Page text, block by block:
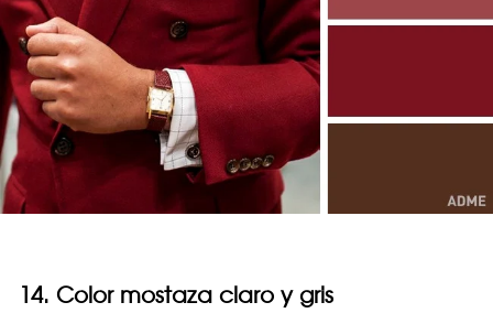
14. Color mostaza claro y gris